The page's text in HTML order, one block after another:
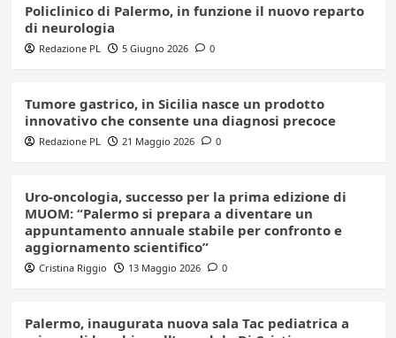
Policlinico di Palermo, in funzione il nuovo reparto
di neurologia
Redazione PL 5 Giugno 2026 0
Tumore gastrico, in Sicilia nasce un prodotto
innovativo che consente una diagnosi precoce
Redazione PL 21 Maggio 2026 0
Uro-oncologia, successo per la prima edizione di
MUOM: “Palermo si prepara a diventare un
appuntamento annuale stabile per confronto e
aggiornamento scientifico”
Cristina Riggio 13 Maggio 2026 0
Palermo, inaugurata nuova sala Tac pediatrica a